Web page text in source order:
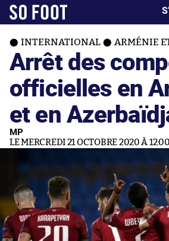
INTERNATIONAL ARMÉNIE
Arrêt des
officielles en
et en
MP
LE MERCREDI 21 OCTOBRE 2020 À 12:00